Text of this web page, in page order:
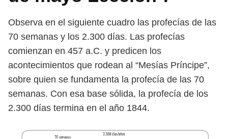
Observa en el siguiente cuadro las profecías de las
70 semanas y los 2.300 días. Las profecías
comienzan en 457 a.C. y predicen los
acontecimientos que rodean al “Mesías Príncipe”,
sobre quien se fundamenta la profecía de las 70
semanas. Con esa base sólida, la profecía de los
2.300 días termina en el año 1844.